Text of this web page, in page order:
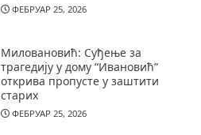
ФЕБРУАР 25, 2026
Миловановић: Суђење за
трагедију у дому “Ивановић”
открива пропусте у заштити
старих
ФЕБРУАР 25, 2026